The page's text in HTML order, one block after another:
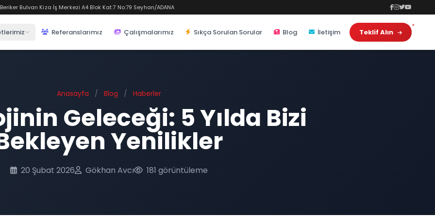
Bulvarı Kiza İş Merkezi A4 Blok Kat:7 No:79 Seyhan/ADANA
Referanslarımız Çalışmalarımız Sıkça Sorulan Sorular Blog İletişim Teklif Alın
Anasayfa / Blog / Haberler
Geleceği: 5 Yılda Bizi
Yenilikler
20 Şubat 2026 Gökhan Avcı 181 görüntüleme